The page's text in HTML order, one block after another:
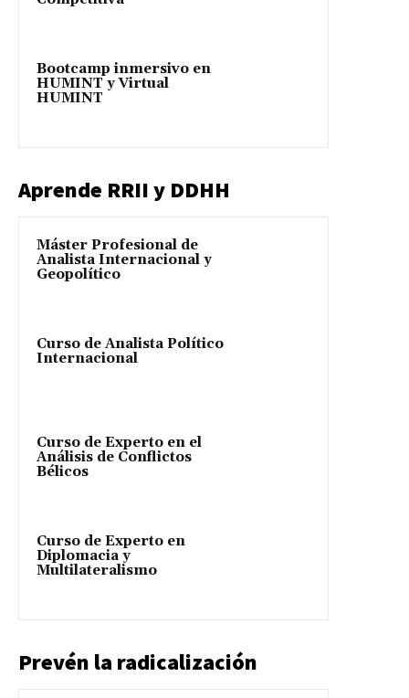
Bootcamp inmersivo en
HUMINT y Virtual
HUMINT
Aprende RRII y DDHH
Máster Profesional de
Analista Internacional y
Geopolítico
Curso de Analista Político
Internacional
Curso de Experto en el
Análisis de Conflictos
Bélicos
Curso de Experto en
Diplomacia y
Multilateralismo
Prevén la radicalización